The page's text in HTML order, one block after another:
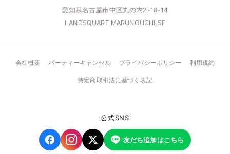
愛知県名古屋市中区丸の内2-18-14
LANDSQUARE MARUNOUCHI 5F
会社概要 パーティーキャンセル プライバシーポリシー 利用規約
特定商取引法に基づく表記
公式SNS
友だち追加はこちら